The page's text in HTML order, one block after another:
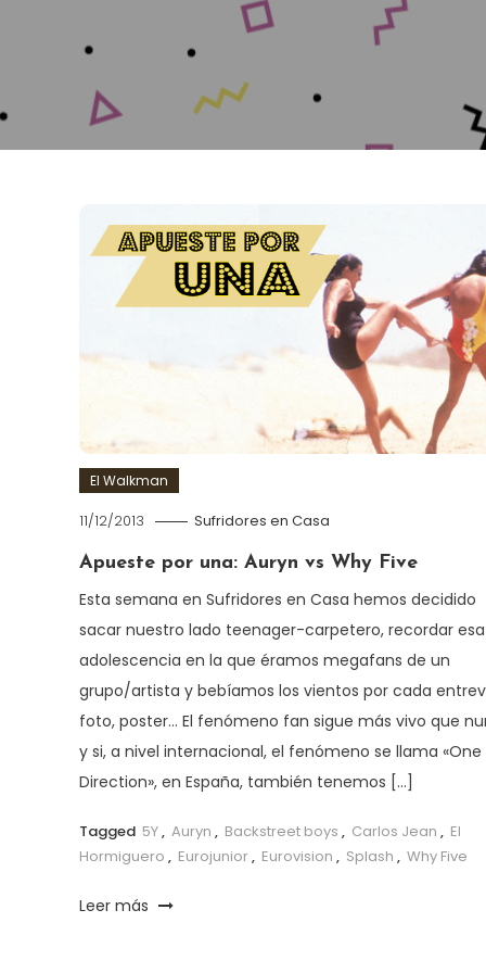
El Walkman
11/12/2013 Sufridores en Casa
Apueste por una: Auryn vs Why Five
Esta semana en Sufridores en Casa hemos decidido
sacar nuestro lado teenager-carpetero, recordar esa
adolescencia en la que éramos megafans de un
grupo/artista y bebíamos los vientos por cada
foto, poster… El fenómeno fan sigue más vivo que
y si, a nivel internacional, el fenómeno se llama «One
Direction», en España, también tenemos […]
Tagged 5Y, Auryn , Backstreet boys , Carlos Jean , El
Hormiguero , Eurojunior, Eurovision , Splash , Why Five
Leer más